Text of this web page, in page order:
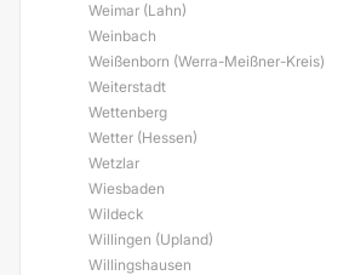
Weimar (Lahn)
Weinbach
Weißenborn (Werra-Meißner-Kreis)
Weiterstadt
Wettenberg
Wetter (Hessen)
Wetzlar
Wiesbaden
Wildeck
Willingen (Upland)
Willingshausen